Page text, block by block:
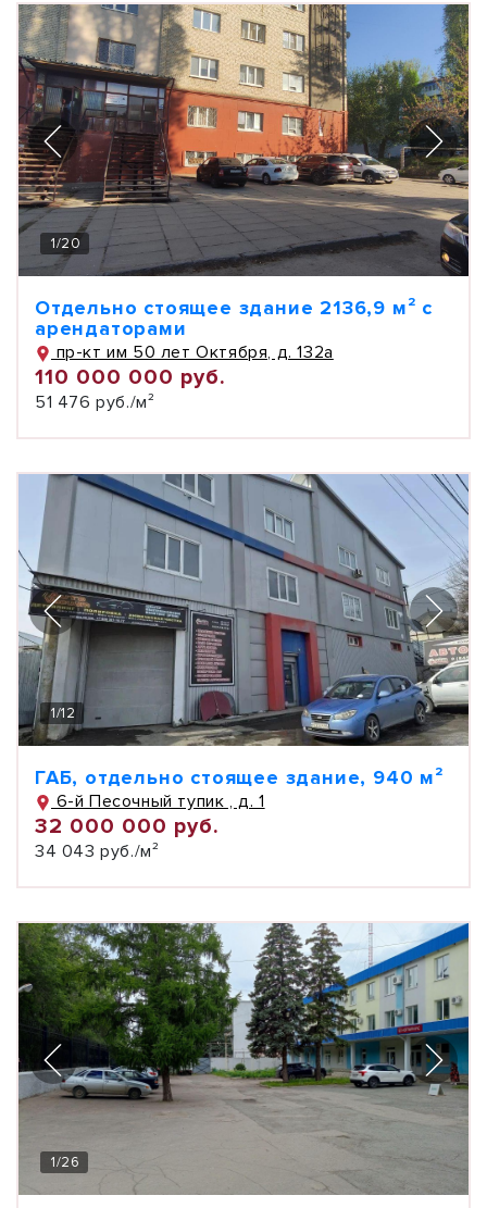
1/20
Отдельно стоящее здание 2136,9 м² с
арендаторами
пр-кт им 50 лет Октября, д. 132а
110 000 000 руб.
51 476 руб./м²
1/12
ГАБ, отдельно стоящее здание, 940 м²
6-й Песочный тупик , д. 1
32 000 000 руб.
34 043 руб./м²
1/26